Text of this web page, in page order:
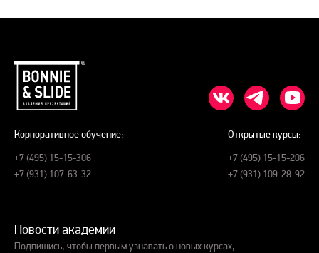
Корпоративное обучение:
+7 (495) 15-15-306
+7 (931) 107-63-32
Открытые курсы:
+7 (495) 15-15-206
+7 (931) 109-28-92
Новости академии
Подпишись, чтобы первым узнавать о новых курсах,